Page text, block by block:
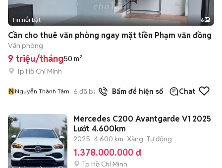
+2
Tin nổi bật 6
Cần cho thuê văn phòng ngay mặt tiền Phạm văn đồng
Văn phòng
9 triệu/tháng50 m²
Tp Hồ Chí Minh
NNguyễn Thành Tâm 6 đã bán Bấm để hiện số Chat
Mercedes C200 Avantgarde V1 2025
Lướt 4.600km
2025 4.600 km Xăng Tự động
1.378.000.000 đ
Tp Hồ Chí Minh